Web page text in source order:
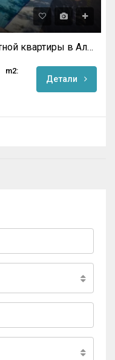
Вторичная продажа 2-х комнатной квартиры в Алании
m2:
Детали